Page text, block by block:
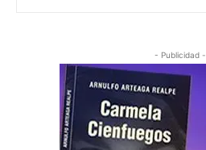
- Publicidad -